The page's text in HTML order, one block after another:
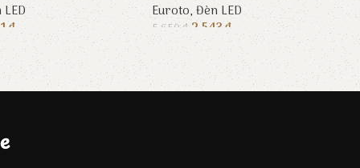
₫
Euroto,Đèn LED
5.650₫ 2.543₫